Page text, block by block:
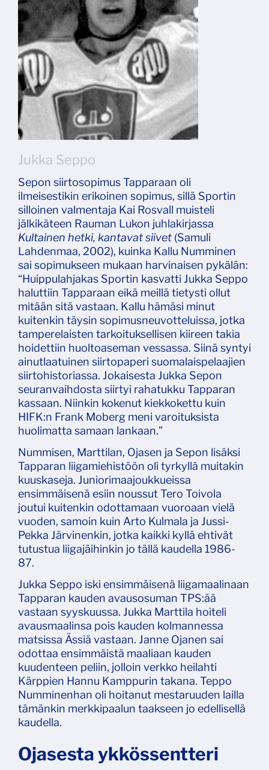
Jukka Seppo
Sepon siirtosopimus Tapparaan oli
ilmeisestikin erikoinen sopimus, sillä Sportin
silloinen valmentaja Kai Rosvall muisteli
jälkikäteen Rauman Lukon juhlakirjassa
Kultainen hetki, kantavat siivet (Samuli
Lahdenmaa, 2002), kuinka Kallu Numminen
sai sopimukseen mukaan harvinaisen pykälän:
“Huippulahjakas Sportin kasvatti Jukka Seppo
haluttiin Tapparaan eikä meillä tietysti ollut
mitään sitä vastaan. Kallu hämäsi minut
kuitenkin täysin sopimusneuvotteluissa, jotka
tamperelaisten tarkoituksellisen kiireen takia
hoidettiin huoltoaseman vessassa. Siinä syntyi
ainutlaatuinen siirtopaperi suomalaispelaajien
siirtohistoriassa. Jokaisesta Jukka Sepon
seuranvaihdosta siirtyi rahatukku Tapparan
kassaan. Niinkin kokenut kiekkokettu kuin
HIFK:n Frank Moberg meni varoituksista
huolimatta samaan lankaan.”
Nummisen, Marttilan, Ojasen ja Sepon lisäksi
Tapparan liigamiehistöön oli tyrkyllä muitakin
kuuskaseja. Juniorimaajoukkueissa
ensimmäisenä esiin noussut Tero Toivola
joutui kuitenkin odottamaan vuoroaan vielä
vuoden, samoin kuin Arto Kulmala ja Jussi-
Pekka Järvinenkin, jotka kaikki kyllä ehtivät
tutustua liigajäihinkin jo tällä kaudella 1986-
87.
Jukka Seppo iski ensimmäisenä liigamaalinaan
Tapparan kauden avausosuman TPS:ää
vastaan syyskuussa. Jukka Marttila hoiteli
avausmaalinsa pois kauden kolmannessa
matsissa Ässiä vastaan. Janne Ojanen sai
odottaa ensimmäistä maaliaan kauden
kuudenteen peliin, jolloin verkko heilahti
Kärppien Hannu Kamppurin takana. Teppo
Numminenhan oli hoitanut mestaruuden lailla
tämänkin merkkipaalun taakseen jo edellisellä
kaudella.
Ojasesta ykkössentteri